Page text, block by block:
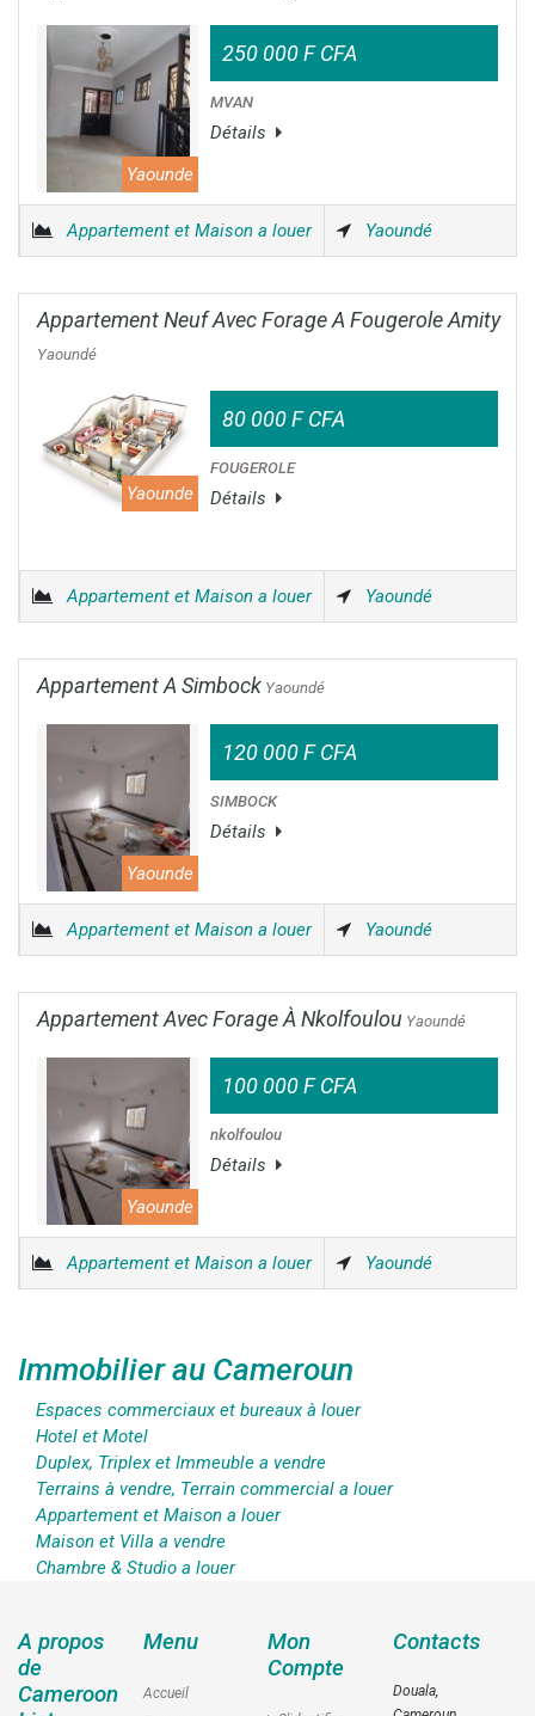
Yaounde
250 000 F CFA
MVAN
Détails
Appartement et Maison a louer Yaoundé
Appartement Neuf Avec Forage A Fougerole Amity
Yaoundé
Yaounde
80 000 F CFA
FOUGEROLE
Détails
Appartement et Maison a louer Yaoundé
Appartement A Simbock Yaoundé
Yaounde
120 000 F CFA
SIMBOCK
Détails
Appartement et Maison a louer Yaoundé
Appartement Avec Forage À Nkolfoulou Yaoundé
Yaounde
100 000 F CFA
nkolfoulou
Détails
Appartement et Maison a louer Yaoundé
Immobilier au Cameroun
Espaces commerciaux et bureaux à louer
Hotel et Motel
Duplex, Triplex et Immeuble a vendre
Terrains à vendre, Terrain commercial a louer
Appartement et Maison a louer
Maison et Villa a vendre
Chambre & Studio a louer
A propos
de
Cameroon
Menu
Accueil
Mon
Compte
Contacts
Douala,